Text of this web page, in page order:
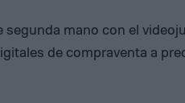
segunda mano ​​con el
de compraventa a